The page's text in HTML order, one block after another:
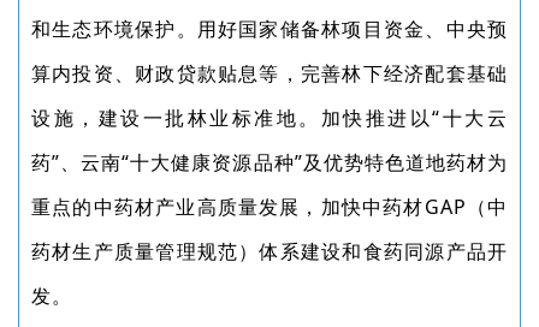
和生态环境保护。用好国家储备林项目资金、中央预
算内投资、财政贷款贴息等，完善林下经济配套基础
设施，建设一批林业标准地。加快推进以“十大云
药”、云南“十大健康资源品种”及优势特色道地药材为
重点的中药材产业高质量发展，加快中药材GAP（中
药材生产质量管理规范）体系建设和食药同源产品开
发。